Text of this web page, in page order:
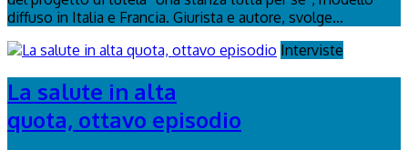
diffuso in Italia e Francia. Giurista e autore, svolge...
Interviste
La salute in alta
quota, ottavo episodio